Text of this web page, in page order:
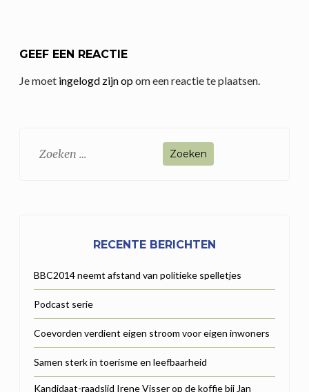
GEEF EEN REACTIE
Je moet ingelogd zijn opom een reactie te plaatsen.
Zoeken
RECENTE BERICHTEN
BBC2014 neemt afstand van politieke spelletjes
Podcast serie
Coevorden verdient eigen stroom voor eigen inwoners
Samen sterk in toerisme en leefbaarheid
Kandidaat-raadslid Irene Visser op de koffie bij Jan